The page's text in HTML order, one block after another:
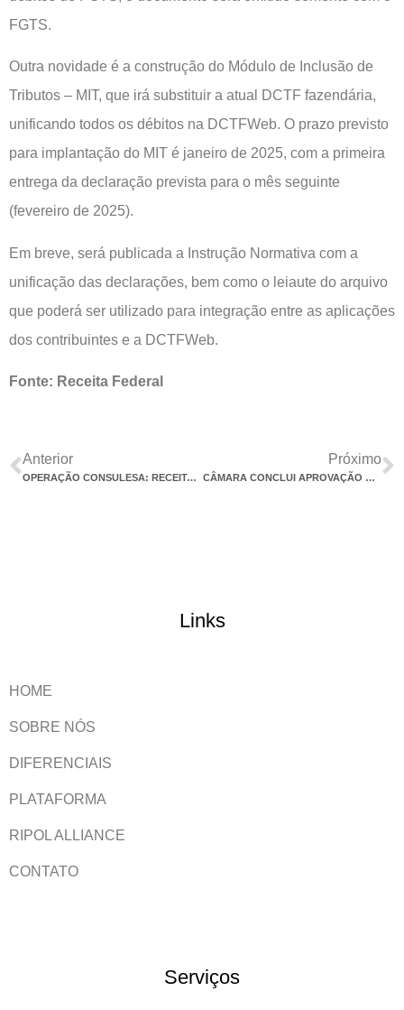
FGTS.
Outra novidade é a construção do Módulo de Inclusão de
Tributos – MIT, que irá substituir a atual DCTF fazendária,
unificando todos os débitos na DCTFWeb. O prazo previsto
para implantação do MIT é janeiro de 2025, com a primeira
entrega da declaração prevista para o mês seguinte
(fevereiro de 2025).
Em breve, será publicada a Instrução Normativa com a
unificação das declarações, bem como o leiaute do arquivo
que poderá ser utilizado para integração entre as aplicações
dos contribuintes e a DCTFWeb.
Fonte: Receita Federal
Anterior
OPERAÇÃO CONSULESA: RECEITA FEDERAL COMBATE ESQUEMA FRAUDULENTO DE COMPENSAÇÕES TRIBUTÁRIAS PRATICADO POR EMPRESA DE CONSULTORIA
Próximo
CÂMARA CONCLUI APROVAÇÃO DO PLP 108 E DERRUBA TRIBUTAÇÃO DA PREVIDÊNCIA PRIVADA NOS PGBL E VGBL E ELIMINA A TRIBUTAÇÃO NA DISTRIBUIÇÃO DÍSPAR DE LUCROS, BEM COMO A TRIBUTAÇÃO SOBRE OS MAIS RICOS
Links
HOME
SOBRE NÓS
DIFERENCIAIS
PLATAFORMA
RIPOL ALLIANCE
CONTATO
Serviços